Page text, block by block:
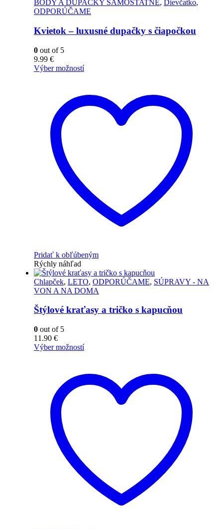
BODY A DUPAČKY SAMOSTATNE, Dievčatko,
ODPORÚČAME
Kvietok – luxusné dupačky s čiapočkou
0 out of 5
9.99 €
Výber možností
Pridať k obľúbeným
Rýchly náhľad
Chlapček, LETO, ODPORÚČAME, SÚPRAVY - NA
VON A NA DOMA
Štýlové kraťasy a tričko s kapucňou
0 out of 5
11.90 €
Výber možností